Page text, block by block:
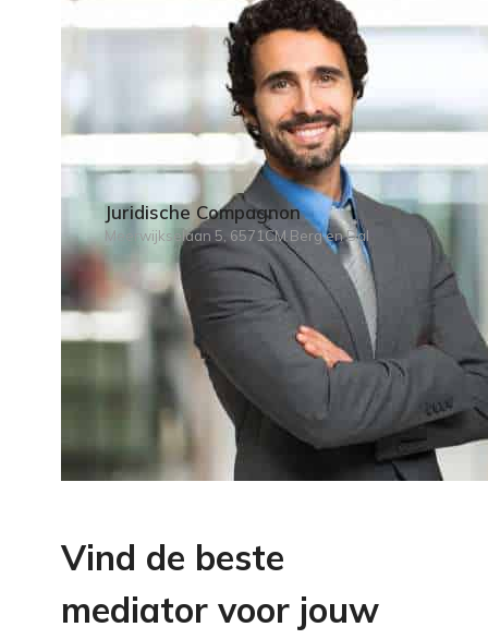
Juridische Compagnon
Meerwijkselaan 5, 6571CM Berg en Dal
Vind de beste
mediator voor jouw